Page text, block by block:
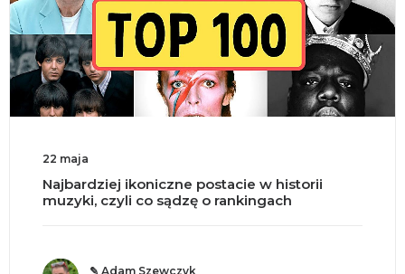
22 maja
Najbardziej ikoniczne postacie w historii
muzyki, czyli co sądzę o rankingach
✎ Adam Szewczyk